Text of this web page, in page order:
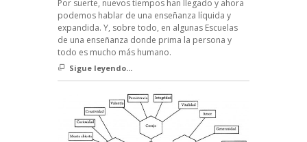
Por suerte, nuevos tiempos han llegado y ahora
podemos hablar de una enseñanza líquida y
expandida. Y, sobre todo, en algunas Escuelas
de una enseñanza donde prima la persona y
todo es mucho más humano.
Sigue leyendo...